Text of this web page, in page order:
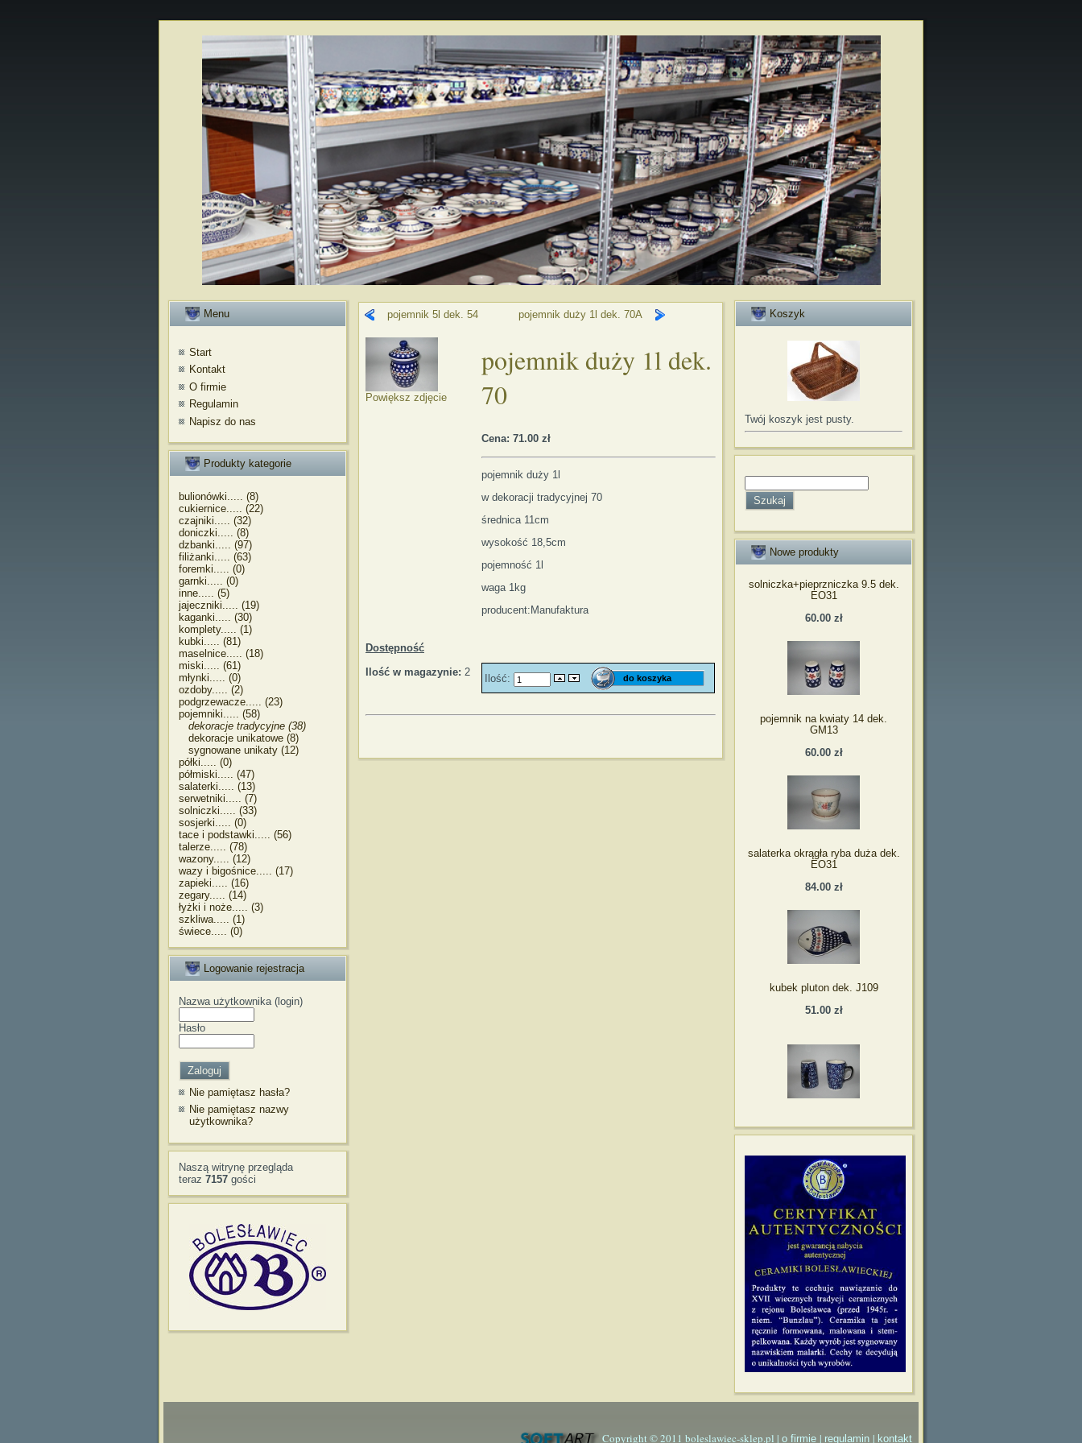
Menu
Start
Kontakt
O firmie
Regulamin
Napisz do nas
Produkty kategorie
bulionówki..... (8)
cukiernice..... (22)
czajniki..... (32)
doniczki..... (8)
dzbanki..... (97)
filiżanki..... (63)
foremki..... (0)
garnki..... (0)
inne..... (5)
jajeczniki..... (19)
kaganki..... (30)
komplety..... (1)
kubki..... (81)
maselnice..... (18)
miski..... (61)
młynki..... (0)
ozdoby..... (2)
podgrzewacze..... (23)
pojemniki..... (58)
dekoracje tradycyjne (38)
dekoracje unikatowe (8)
sygnowane unikaty (12)
półki..... (0)
półmiski..... (47)
salaterki..... (13)
serwetniki..... (7)
solniczki..... (33)
sosjerki..... (0)
tace i podstawki..... (56)
talerze..... (78)
wazony..... (12)
wazy i bigośnice..... (17)
zapieki..... (16)
zegary..... (14)
łyżki i noże..... (3)
szkliwa..... (1)
świece..... (0)
Logowanie rejestracja
Nazwa użytkownika (login)
Hasło
Nie pamiętasz hasła?
Nie pamiętasz nazwy
użytkownika?
Naszą witrynę przegląda
teraz 7157 gości
pojemnik 5l dek. 54 pojemnik duży 1l dek. 70A
Powiększ zdjęcie
pojemnik duży 1l dek.
70
Cena: 71.00 zł
pojemnik duży 1l
w dekoracji tradycyjnej 70
średnica 11cm
wysokość 18,5cm
pojemność 1l
waga 1kg
producent:Manufaktura
Dostępność
Ilość w magazynie: 2 Ilość:
Koszyk
Twój koszyk jest pusty.
Nowe produkty
solniczka+pieprzniczka 9.5 dek.
EO31
60.00 zł
pojemnik na kwiaty 14 dek.
GM13
60.00 zł
salaterka okrągła ryba duża dek.
EO31
84.00 zł
kubek pluton dek. J109
51.00 zł
Copyright © 2011 boleslawiec-sklep.pl | o firmie | regulamin | kontakt